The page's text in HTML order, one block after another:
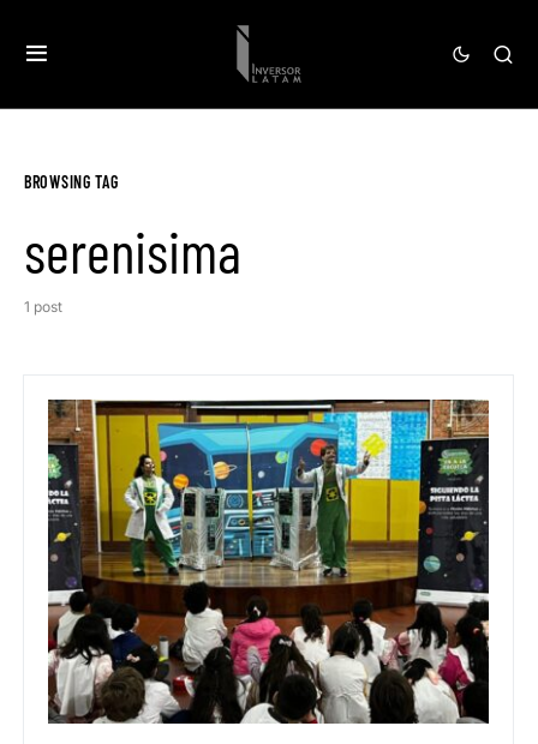
BROWSING TAG
serenisima
1 post